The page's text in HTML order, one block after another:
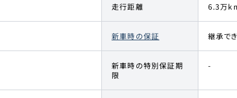
走行距離 6.3万
新車時の保証 継承で
新車時の特別保証期
限
-